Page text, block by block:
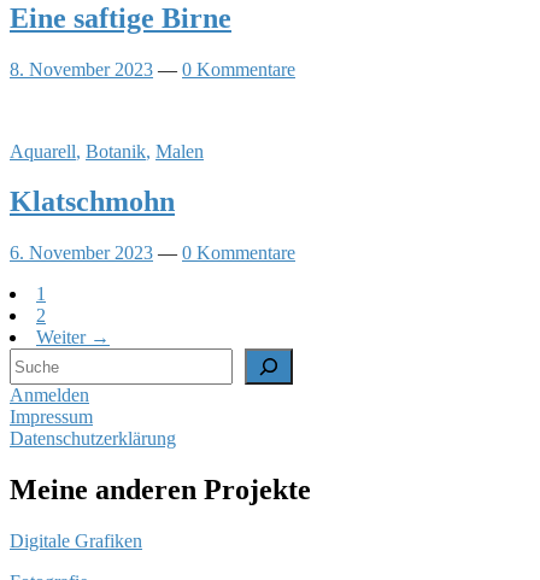
Eine saftige Birne
8. November 2023 — 0 Kommentare
Aquarell, Botanik, Malen
Klatschmohn
6. November 2023 — 0 Kommentare
1
2
Weiter →
Suchen
Anmelden
Impressum
Datenschutzerklärung
Meine anderen Projekte
Digitale Grafiken